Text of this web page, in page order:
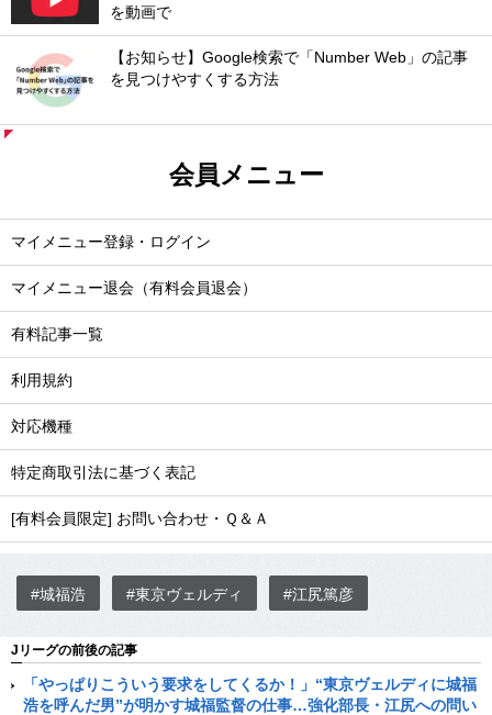
を動画で
【お知らせ】Google検索で「Number Web」の記事
を見つけやすくする方法
会員メニュー
マイメニュー登録・ログイン
マイメニュー退会（有料会員退会）
有料記事一覧
利用規約
対応機種
特定商取引法に基づく表記
[有料会員限定] お問い合わせ・Ｑ＆Ａ
#城福浩 #東京ヴェルディ #江尻篤彦
Jリーグの前後の記事
「やっぱりこういう要求をしてくるか！」“東京ヴェルディに城福
浩を呼んだ男”が明かす城福監督の仕事…強化部長・江尻への問い